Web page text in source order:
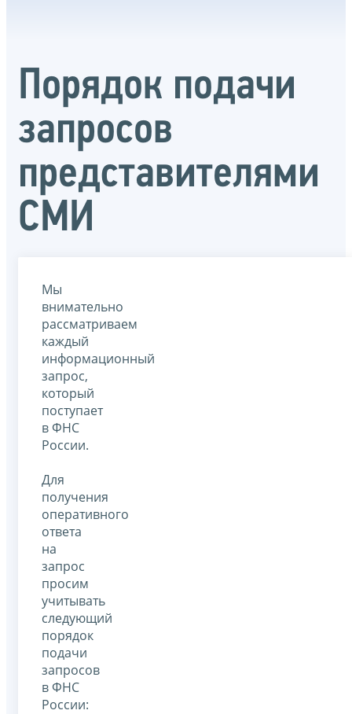
Порядок подачи
запросов
представителями
СМИ
Мы
внимательно
рассматриваем
каждый
информационный
запрос,
который
поступает
в ФНС
России.
Для
получения
оперативного
ответа
на
запрос
просим
учитывать
следующий
порядок
подачи
запросов
в ФНС
России: